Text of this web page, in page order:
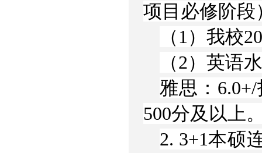
项目必修阶段
（1）我校
（2）英语
雅思：6.0+/
500分及以上
2. 3+1本硕